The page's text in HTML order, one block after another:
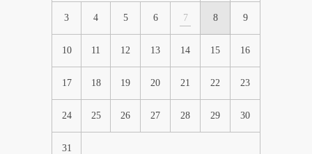
3 4 5 6 7 8 9
10 11 12 13 14 15 16
17 18 19 20 21 22 23
24 25 26 27 28 29 30
31